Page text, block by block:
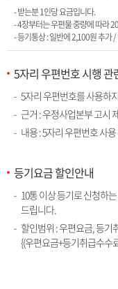
- 받는분 1인당 요금입니다.
- 4장부터는 우편물 중량에 따라
- 등기통상 : 일반에 2,100원 추가
5자리 우편번호 시행 관
5자리 우편번호를 사용하
근거 : 우정사업본부 고시
내용 : 5자리 우편번호 사
등기요금 할인안내
10통 이상 등기로 신청하
드립니다.
할인범위 : 우편요금, 등기
{(우편요금+등기취급수수